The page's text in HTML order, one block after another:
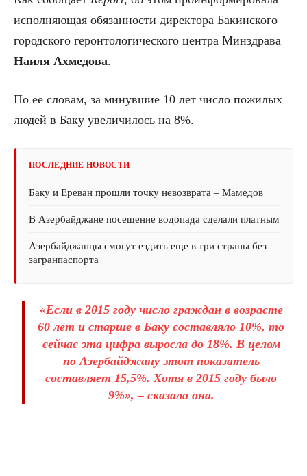
исполняющая обязанности директора Бакинского
городского геронтологического центра Минздрава
Наиля Ахмедова.
По ее словам, за минувшие 10 лет число пожилых
людей в Баку увеличилось на 8%.
ПОСЛЕДНИЕ НОВОСТИ
Баку и Ереван прошли точку невозврата – Мамедов
В Азербайджане посещение водопада сделали платным
Азербайджанцы смогут ездить еще в три страны без
загранпаспорта
«Если в 2015 году число граждан в возрасте
60 лет и старше в Баку составляло 10%, то
сейчас эта цифра выросла до 18%. В целом
по Азербайджану этот показатель
составляет 15,5%. Хотя в 2015 году было
9%», – сказала она.